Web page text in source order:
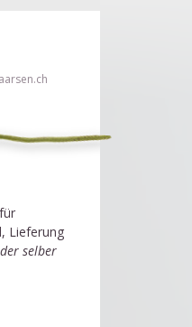
Lieferung
selber